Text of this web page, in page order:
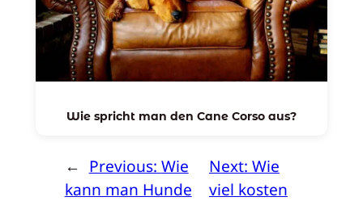
Wie spricht man den Cane Corso aus?
← Previous: Wie
kann man Hunde
Next: Wie
viel kosten